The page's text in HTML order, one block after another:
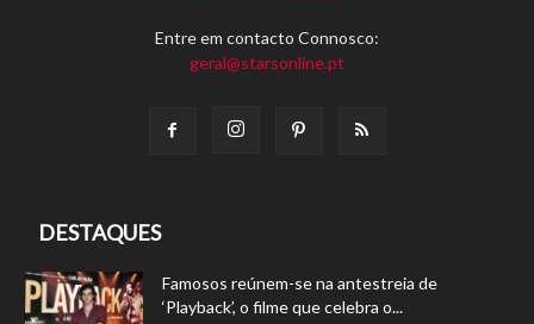
Entre em contacto Connosco:
geral@starsonline.pt
DESTAQUES
Famosos reúnem-se na antestreia de
‘Playback’, o filme que celebra o...